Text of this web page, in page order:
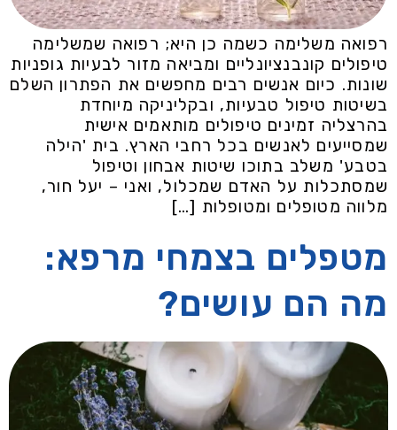
רפואה משלימה כשמה כן היא; רפואה שמשלימה
טיפולים קונבנציונליים ומביאה מזור לבעיות גופניות
שונות. כיום אנשים רבים מחפשים את הפתרון השלם
בשיטות טיפול טבעיות, ובקליניקה מיוחדת
בהרצליה זמינים טיפולים מותאמים אישית
שמסייעים לאנשים בכל רחבי הארץ. בית 'הילה
בטבע' משלב בתוכו שיטות אבחון וטיפול
שמסתכלות על האדם שמכלול, ואני – יעל חור,
מלווה מטופלים ומטופלות […]
מטפלים בצמחי מרפא:
מה הם עושים?